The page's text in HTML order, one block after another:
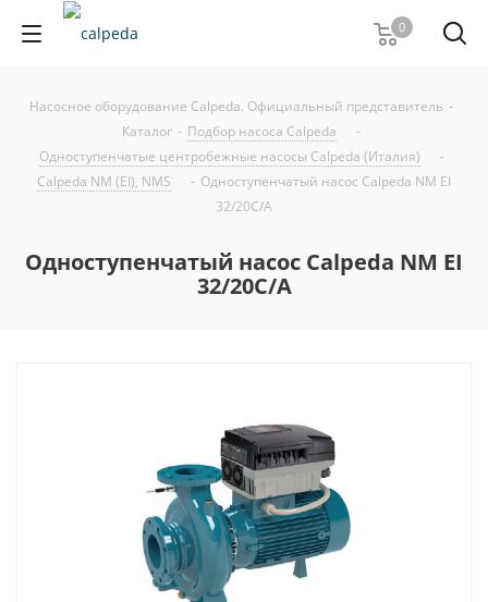
0
Насосное оборудование Calpeda. Официальный представитель -
Каталог - Подбор насоса Calpeda
-
Одноступенчатые центробежные насосы Calpeda (Италия)
-
Calpeda NM (EI), NMS
- Одноступенчатый насос Calpeda NM EI
32/20C/A
Одноступенчатый насос Calpeda NM EI
32/20C/A